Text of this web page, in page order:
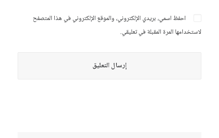
احفظ اسمي، بريدي الإلكتروني، والموقع الإلكتروني في هذا المتصفح
لاستخدامها المرة المقبلة في تعليقي.